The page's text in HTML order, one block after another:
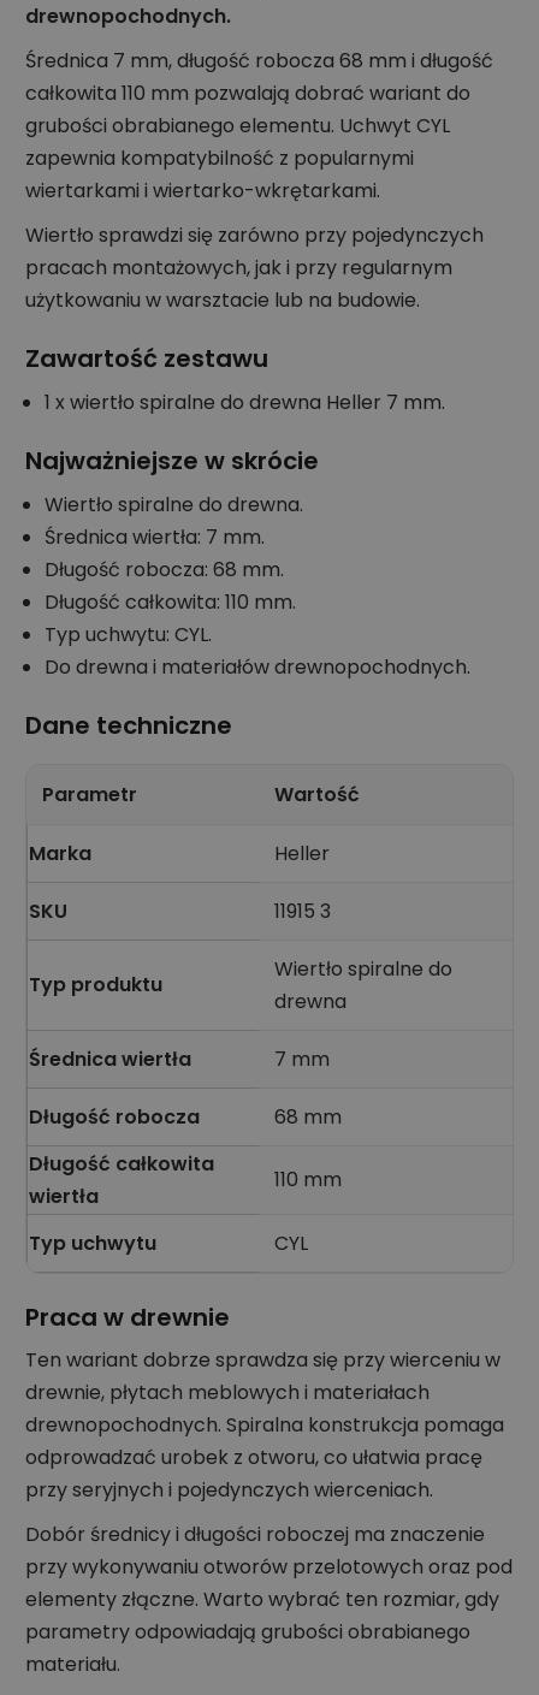
drewnopochodnych.
Średnica 7 mm, długość robocza 68 mm i długość
całkowita 110 mm pozwalają dobrać wariant do
grubości obrabianego elementu. Uchwyt CYL
zapewnia kompatybilność z popularnymi
wiertarkami i wiertarko-wkrętarkami.
Wiertło sprawdzi się zarówno przy pojedynczych
pracach montażowych, jak i przy regularnym
użytkowaniu w warsztacie lub na budowie.
Zawartość zestawu
1 x wiertło spiralne do drewna Heller 7 mm.
Najważniejsze w skrócie
Wiertło spiralne do drewna.
Średnica wiertła: 7 mm.
Długość robocza: 68 mm.
Długość całkowita: 110 mm.
Typ uchwytu: CYL.
Do drewna i materiałów drewnopochodnych.
Dane techniczne
Parametr Wartość
Marka Heller
SKU 11915 3
Typ produktu
Wiertło spiralne do
drewna
Średnica wiertła 7 mm
Długość robocza
68 mm
Długość całkowita
wiertła
110 mm
Typ uchwytu CYL
Praca w drewnie
Ten wariant dobrze sprawdza się przy wierceniu w
drewnie, płytach meblowych i materiałach
drewnopochodnych. Spiralna konstrukcja pomaga
odprowadzać urobek z otworu, co ułatwia pracę
przy seryjnych i pojedynczych wierceniach.
Dobór średnicy i długości roboczej ma znaczenie
przy wykonywaniu otworów przelotowych oraz pod
elementy złączne. Warto wybrać ten rozmiar, gdy
parametry odpowiadają grubości obrabianego
materiału.